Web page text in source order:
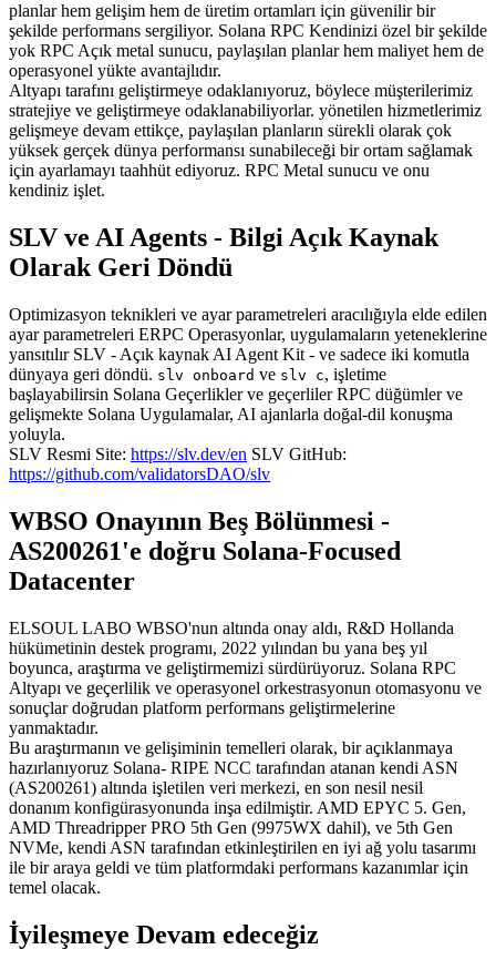
planlar hem gelişim hem de üretim ortamları için güvenilir bir
şekilde performans sergiliyor. Solana RPC Kendinizi özel bir şekilde
yok RPC Açık metal sunucu, paylaşılan planlar hem maliyet hem de
operasyonel yükte avantajlıdır.
Altyapı tarafını geliştirmeye odaklanıyoruz, böylece müşterilerimiz
stratejiye ve geliştirmeye odaklanabiliyorlar. yönetilen hizmetlerimiz
gelişmeye devam ettikçe, paylaşılan planların sürekli olarak çok
yüksek gerçek dünya performansı sunabileceği bir ortam sağlamak
için ayarlamayı taahhüt ediyoruz. RPC Metal sunucu ve onu
kendiniz işlet.
SLV ve AI Agents - Bilgi Açık Kaynak
Olarak Geri Döndü
Optimizasyon teknikleri ve ayar parametreleri aracılığıyla elde edilen
ayar parametreleri ERPC Operasyonlar, uygulamaların yeteneklerine
yansıtılır SLV - Açık kaynak AI Agent Kit - ve sadece iki komutla
dünyaya geri döndü. slv onboard ve slv c, işletime
başlayabilirsin Solana Geçerlikler ve geçerliler RPC düğümler ve
gelişmekte Solana Uygulamalar, AI ajanlarla doğal-dil konuşma
yoluyla.
SLV Resmi Site: https://slv.dev/en SLV GitHub:
https://github.com/validatorsDAO/slv
WBSO Onayının Beş Bölünmesi -
AS200261'e doğru Solana-Focused
Datacenter
ELSOUL LABO WBSO'nun altında onay aldı, R&D Hollanda
hükümetinin destek programı, 2022 yılından bu yana beş yıl
boyunca, araştırma ve geliştirmemizi sürdürüyoruz. Solana RPC
Altyapı ve geçerlilik ve operasyonel orkestrasyonun otomasyonu ve
sonuçlar doğrudan platform performans geliştirmelerine
yanmaktadır.
Bu araştırmanın ve gelişiminin temelleri olarak, bir açıklanmaya
hazırlanıyoruz Solana- RIPE NCC tarafından atanan kendi ASN
(AS200261) altında işletilen veri merkezi, en son nesil nesil
donanım konfigürasyonunda inşa edilmiştir. AMD EPYC 5. Gen,
AMD Threadripper PRO 5th Gen (9975WX dahil), ve 5th Gen
NVMe, kendi ASN tarafından etkinleştirilen en iyi ağ yolu tasarımı
ile bir araya geldi ve tüm platformdaki performans kazanımlar için
temel olacak.
İyileşmeye Devam edeceğiz